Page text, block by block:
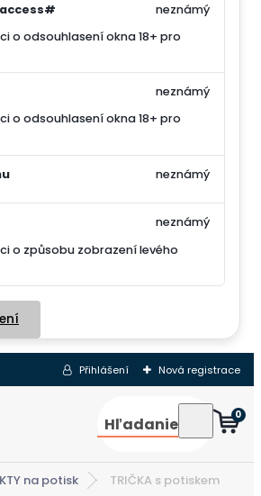
o odsouhlasení okna 18+ pro
neznámý
o odsouhlasení okna 18+ pro
neznámý
neznámý
o způsobu zobrazení levého
neznámý
Přihlášení Nová registrace
Hľadanie 0
na potisk TRIČKA s potiskem